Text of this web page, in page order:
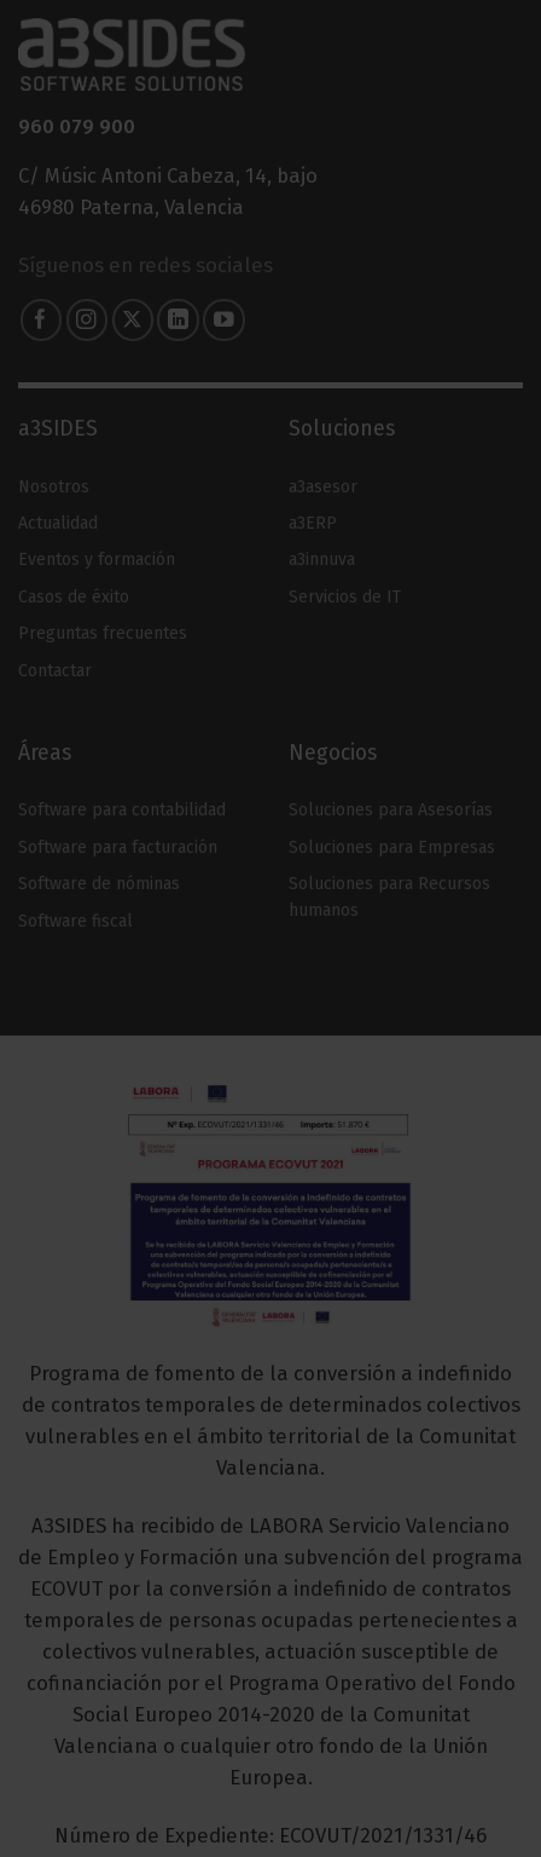
960 079 900
C/ Músic Antoni Cabeza, 14, bajo
46980 Paterna, Valencia
Síguenos en redes sociales
a3SIDES
Nosotros
Actualidad
Eventos y formación
Casos de éxito
Preguntas frecuentes
Contactar
Soluciones
a3asesor
a3ERP
a3innuva
Servicios de IT
Áreas
Software para contabilidad
Software para facturación
Software de nóminas
Software fiscal
Negocios
Soluciones para Asesorías
Soluciones para Empresas
Soluciones para Recursos
humanos
Programa de fomento de la conversión a indefinido
de contratos temporales de determinados colectivos
vulnerables en el ámbito territorial de la Comunitat
Valenciana.
A3SIDES ha recibido de LABORA Servicio Valenciano
de Empleo y Formación una subvención del programa
ECOVUT por la conversión a indefinido de contratos
temporales de personas ocupadas pertenecientes a
colectivos vulnerables, actuación susceptible de
cofinanciación por el Programa Operativo del Fondo
Social Europeo 2014-2020 de la Comunitat
Valenciana o cualquier otro fondo de la Unión
Europea.
Número de Expediente: ECOVUT/2021/1331/46